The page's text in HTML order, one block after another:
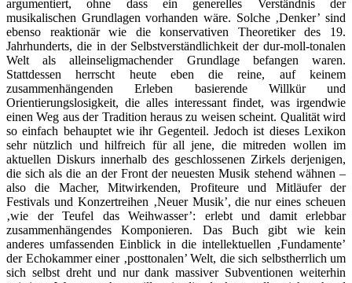
argumentiert, ohne dass ein generelles Verständnis der
musikalischen Grundlagen vorhanden wäre. Solche ‚Denker’ sind
ebenso reaktionär wie die konservativen Theoretiker des 19.
Jahrhunderts, die in der Selbstverständlichkeit der dur-moll-tonalen
Welt als alleinseligmachender Grundlage befangen waren.
Stattdessen herrscht heute eben die reine, auf keinem
zusammenhängenden Erleben basierende Willkür und
Orientierungslosigkeit, die alles interessant findet, was irgendwie
einen Weg aus der Tradition heraus zu weisen scheint. Qualität wird
so einfach behauptet wie ihr Gegenteil. Jedoch ist dieses Lexikon
sehr nützlich und hilfreich für all jene, die mitreden wollen im
aktuellen Diskurs innerhalb des geschlossenen Zirkels derjenigen,
die sich als die an der Front der neuesten Musik stehend wähnen –
also die Macher, Mitwirkenden, Profiteure und Mitläufer der
Festivals und Konzertreihen ‚Neuer Musik’, die nur eines scheuen
‚wie der Teufel das Weihwasser’: erlebt und damit erlebbar
zusammenhängendes Komponieren. Das Buch gibt wie kein
anderes umfassenden Einblick in die intellektuellen ‚Fundamente’
der Echokammer einer ‚posttonalen’ Welt, die sich selbstherrlich um
sich selbst dreht und nur dank massiver Subventionen weiterhin